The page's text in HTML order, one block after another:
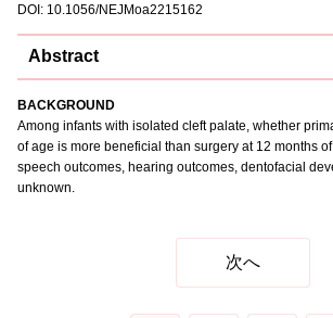
DOI: 10.1056/NEJMoa2215162
Abstract
BACKGROUND
Among infants with isolated cleft palate, whether
of age is more beneficial than surgery at 12 months
speech outcomes, hearing outcomes, dentofacial
unknown.
次へ